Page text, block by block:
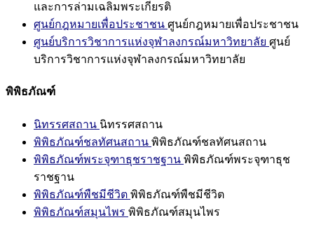
และการล่ามเฉลิมพระเกียรติ
ศูนย์กฎหมายเพื่อประชาชน ศูนย์กฎหมายเพื่อประชาชน
ศูนย์บริการวิชาการแห่งจุฬาลงกรณ์มหาวิทยาลัย ศูนย์
บริการวิชาการแห่งจุฬาลงกรณ์มหาวิทยาลัย
พิพิธภัณฑ์
นิทรรศสถาน นิทรรศสถาน
พิพิธภัณฑ์ชลทัศนสถาน พิพิธภัณฑ์ชลทัศนสถาน
พิพิธภัณฑ์พระจุฑาธุชราชฐาน พิพิธภัณฑ์พระจุฑาธุช
ราชฐาน
พิพิธภัณฑ์พืชมีชีวิต พิพิธภัณฑ์พืชมีชีวิต
พิพิธภัณฑ์สมุนไพร พิพิธภัณฑ์สมุนไพร